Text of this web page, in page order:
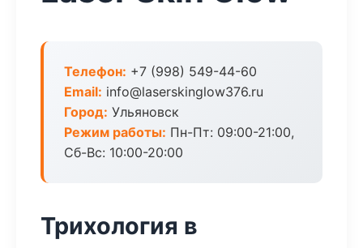
Телефон: +7 (998) 549-44-60
Email: info@laserskinglow376.ru
Город: Ульяновск
Режим работы: Пн-Пт: 09:00-21:00,
Сб-Вс: 10:00-20:00
Трихология в